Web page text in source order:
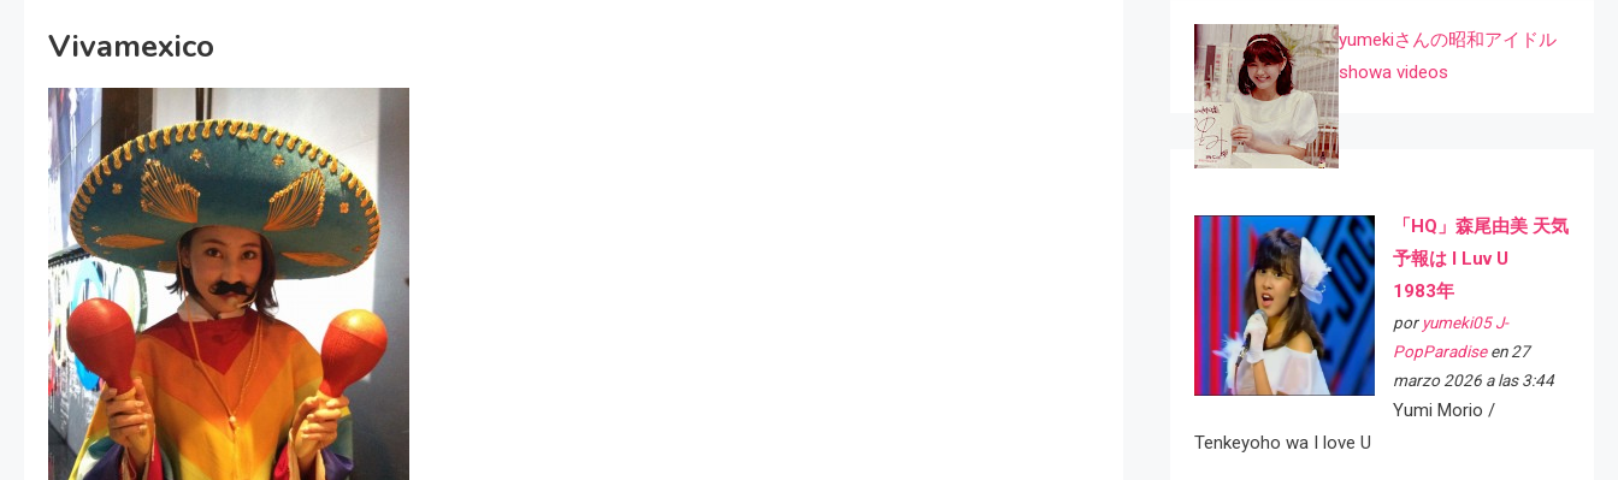
Vivamexico
yumekiさんの昭和アイドル
showa videos
「HQ」森尾由美 天気
予報は I Luv U
1983年
por yumeki05 J-
PopParadiseen 27
marzo 2026 a las 3:44
Yumi Morio /
Tenkeyoho wa I love U